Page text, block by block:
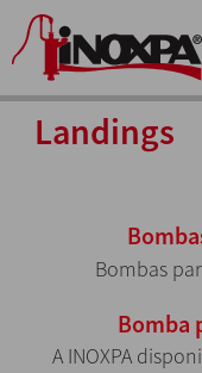
Landings
Bombas
Bomba
A INOXPA